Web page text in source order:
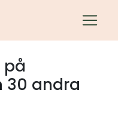
30 andra